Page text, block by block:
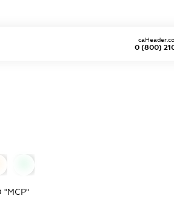
0 (800)
"МСР"